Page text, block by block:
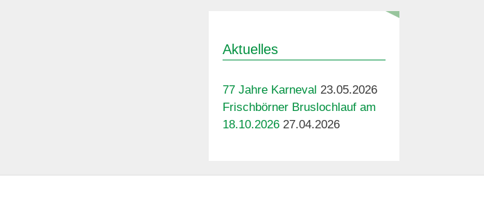
Aktuelles
77 Jahre Karneval 23.05.2026
Frischbörner Bruslochlauf am
18.10.2026 27.04.2026